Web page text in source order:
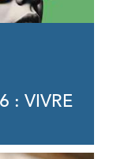
: VIVRE